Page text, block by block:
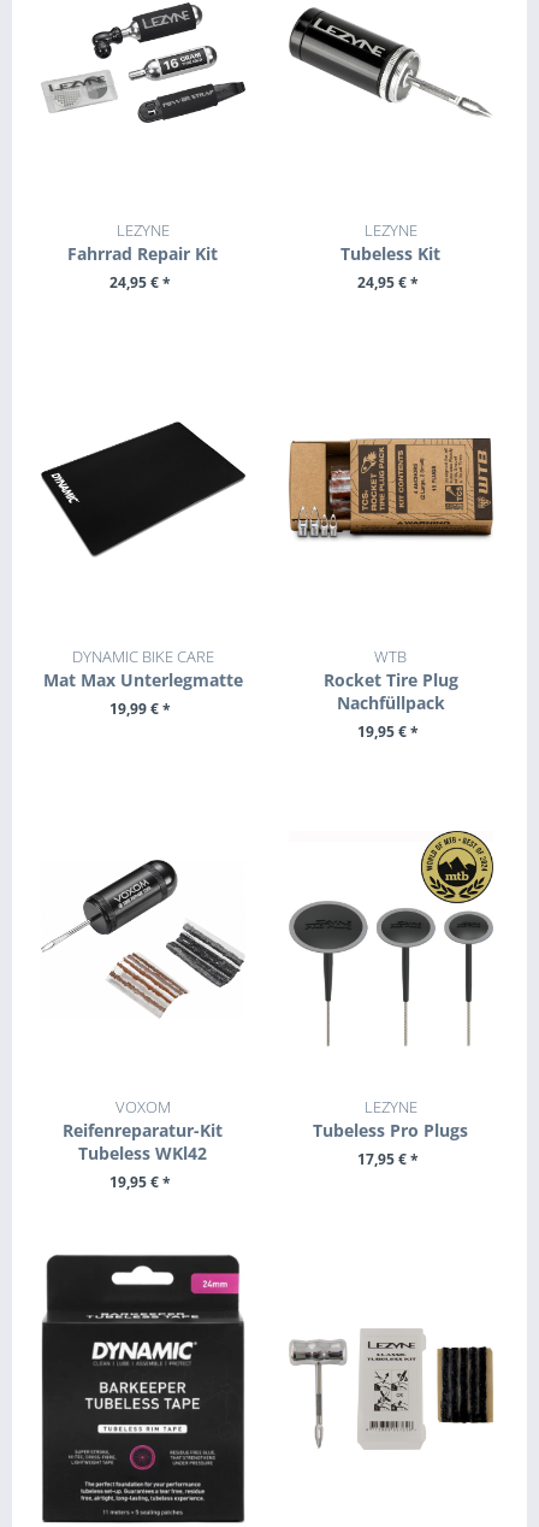
LEZYNE
Fahrrad Repair Kit
24,95 € *
LEZYNE
Tubeless Kit
24,95 € *
DYNAMIC BIKE CARE
Mat Max Unterlegmatte
19,99 € *
WTB
Rocket Tire Plug
Nachfüllpack
19,95 € *
VOXOM
Reifenreparatur-Kit
Tubeless WKl42
19,95 € *
LEZYNE
Tubeless Pro Plugs
17,95 € *